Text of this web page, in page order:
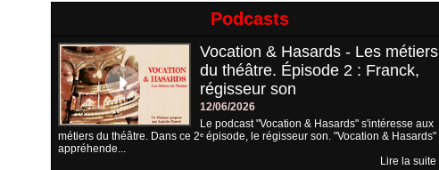
Podcasts
Vocation & Hasards - Les métiers
du théâtre. Épisode 2 : Franck,
régisseur son
12/06/2026
Le podcast "Vocation & Hasards" s'intéresse aux
métiers du théâtre. Dans ce 2ᵉ épisode, le régisseur son. "Vocation & Hasards"
appréhende...
Lire la suite